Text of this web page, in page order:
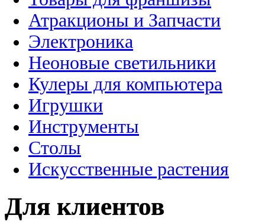
Атракционы и Запчасти
Электроника
Неоновые светильники
Кулеры для компьютера
Игрушки
Инструменты
Столы
Искусственные растения
Для клиентов